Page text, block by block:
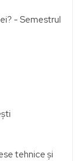
- Semestrul
tehnice și